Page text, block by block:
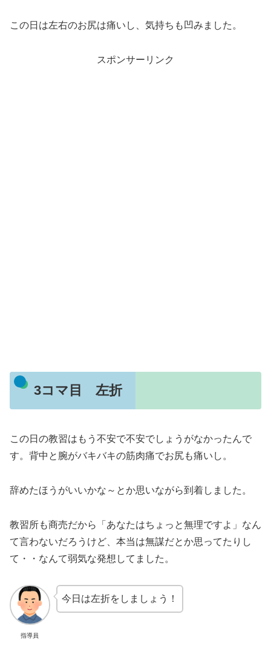
この日は左右のお尻は痛いし、気持ちも凹みました。
スポンサーリンク
3コマ目 左折
この日の教習はもう不安で不安でしょうがなかったんで
す。背中と腕がバキバキの筋肉痛でお尻も痛いし。
辞めたほうがいいかな～とか思いながら到着しました。
教習所も商売だから「あなたはちょっと無理ですよ」なん
て言わないだろうけど、本当は無謀だとか思ってたりし
て・・なんて弱気な発想してました。
指導員
今日は左折をしましょう！